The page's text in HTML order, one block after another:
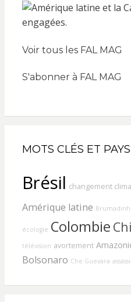
Voir tous les FAL MAG
S'abonner à FAL MAG
MOTS CLÉS ET PAYS
Brésil changement
Amérique latine
écologie Colombie
télévision avortement
Bolsonaro Che Guevara